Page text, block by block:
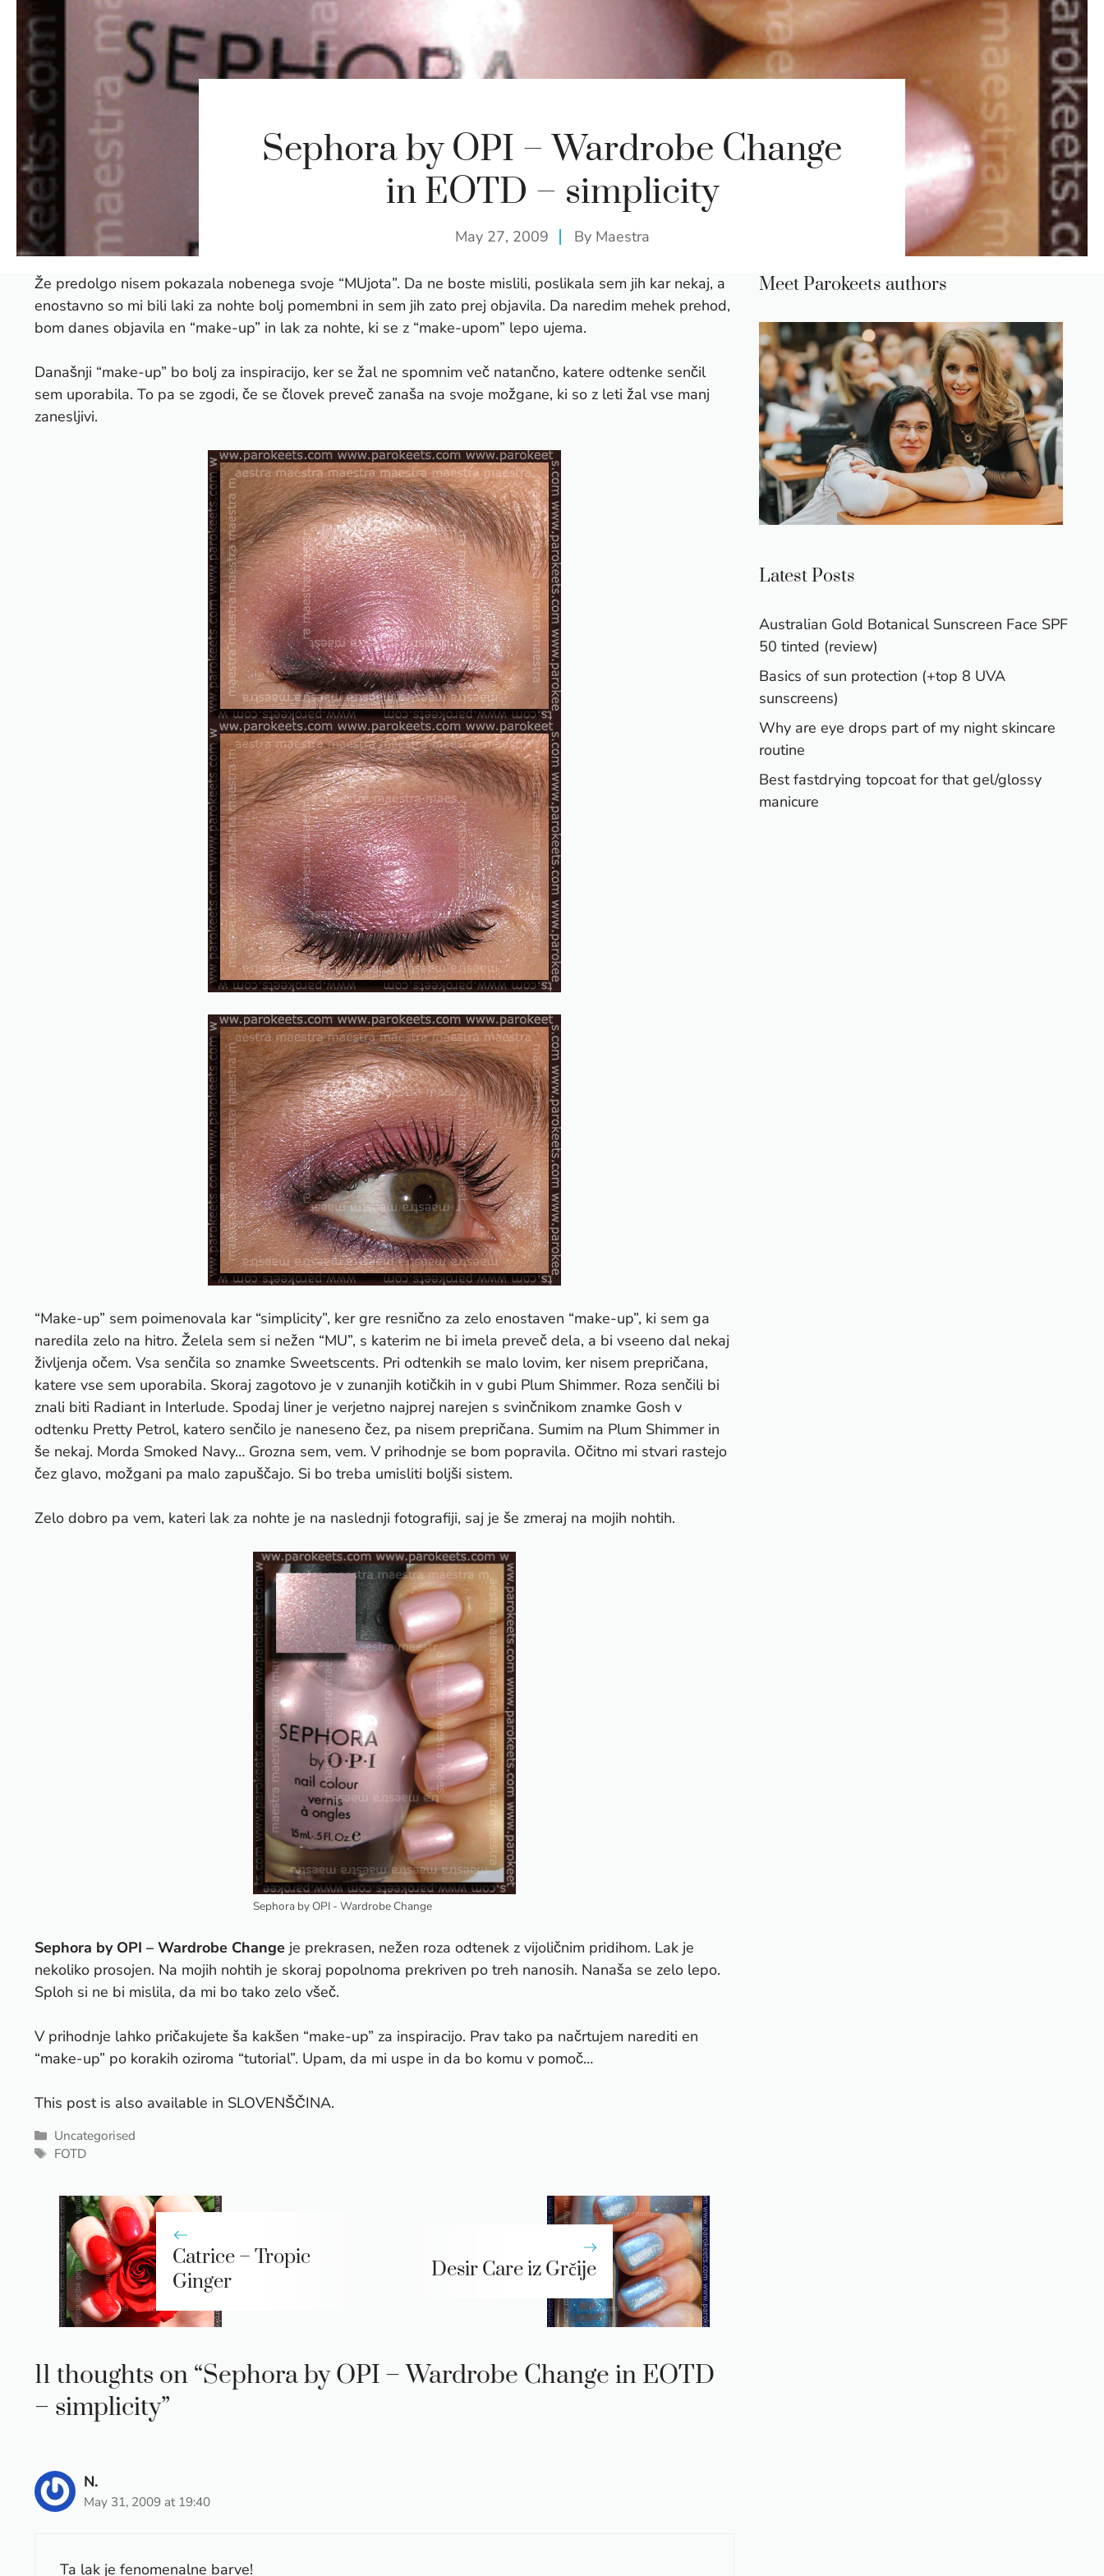
Sephora by OPI – Wardrobe Change
in EOTD – simplicity
May 27, 2009 By Maestra
Že predolgo nisem pokazala nobenega svoje “MUjota”. Da ne boste mislili, poslikala sem jih kar nekaj, a
enostavno so mi bili laki za nohte bolj pomembni in sem jih zato prej objavila. Da naredim mehek prehod,
bom danes objavila en “make-up” in lak za nohte, ki se z “make-upom” lepo ujema.
Današnji “make-up” bo bolj za inspiracijo, ker se žal ne spomnim več natančno, katere odtenke senčil
sem uporabila. To pa se zgodi, če se človek preveč zanaša na svoje možgane, ki so z leti žal vse manj
zanesljivi.
“Make-up” sem poimenovala kar “simplicity”, ker gre resnično za zelo enostaven “make-up”, ki sem ga
naredila zelo na hitro. Želela sem si nežen “MU”, s katerim ne bi imela preveč dela, a bi vseeno dal nekaj
življenja očem. Vsa senčila so znamke Sweetscents. Pri odtenkih se malo lovim, ker nisem prepričana,
katere vse sem uporabila. Skoraj zagotovo je v zunanjih kotičkih in v gubi Plum Shimmer. Roza senčili bi
znali biti Radiant in Interlude. Spodaj liner je verjetno najprej narejen s svinčnikom znamke Gosh v
odtenku Pretty Petrol, katero senčilo je naneseno čez, pa nisem prepričana. Sumim na Plum Shimmer in
še nekaj. Morda Smoked Navy… Grozna sem, vem. V prihodnje se bom popravila. Očitno mi stvari rastejo
čez glavo, možgani pa malo zapuščajo. Si bo treba umisliti boljši sistem.
Zelo dobro pa vem, kateri lak za nohte je na naslednji fotografiji, saj je še zmeraj na mojih nohtih.
Sephora by OPI - Wardrobe Change
Sephora by OPI – Wardrobe Change je prekrasen, nežen roza odtenek z vijoličnim pridihom. Lak je
nekoliko prosojen. Na mojih nohtih je skoraj popolnoma prekriven po treh nanosih. Nanaša se zelo lepo.
Sploh si ne bi mislila, da mi bo tako zelo všeč.
V prihodnje lahko pričakujete ša kakšen “make-up” za inspiracijo. Prav tako pa načrtujem narediti en
“make-up” po korakih oziroma “tutorial”. Upam, da mi uspe in da bo komu v pomoč…
This post is also available in SLOVENŠČINA.
Categories
Uncategorised
Tags
FOTD
Catrice – Tropic
Ginger
Desir Care iz Grčije
11 thoughts on “Sephora by OPI – Wardrobe Change in EOTD
– simplicity”
N.
May 31, 2009 at 19:40
Ta lak je fenomenalne barve!
Meet Parokeets authors
Latest Posts
Australian Gold Botanical Sunscreen Face SPF
50 tinted (review)
Basics of sun protection (+top 8 UVA
sunscreens)
Why are eye drops part of my night skincare
routine
Best fastdrying topcoat for that gel/glossy
manicure